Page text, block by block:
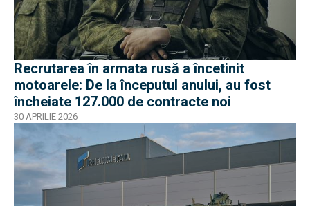
Recrutarea în armata rusă a încetinit
motoarele: De la începutul anului, au fost
încheiate 127.000 de contracte noi
30 APRILIE 2026